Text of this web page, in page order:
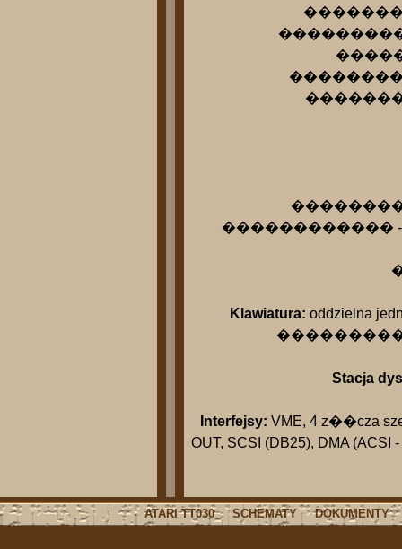
���������
������������ -
Klawiatura: oddzielna
Stacja
Interfejsy: VME, 4 z��cza
OUT, SCSI (DB25), DMA
ATARI TT030 SCHEMATY DOKUMENTY